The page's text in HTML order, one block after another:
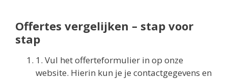
Offertes vergelijken – stap voor
stap
1. Vul het offerteformulier in op onze
website. Hierin kun je je contactgegevens en